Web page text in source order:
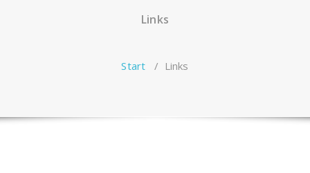
Links
Start / Links